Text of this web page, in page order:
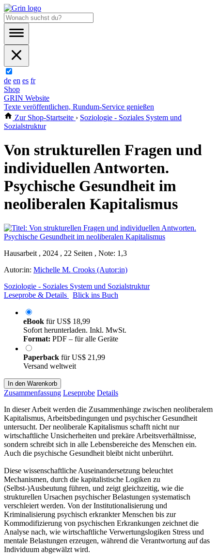
de en es fr
Shop
GRIN Website
Texte veröffentlichen, Rundum-Service genießen
Zur Shop-Startseite › Soziologie - Soziales System und
Sozialstruktur
Von strukturellen Fragen und
individuellen Antworten.
Psychische Gesundheit im
neoliberalen Kapitalismus
Hausarbeit , 2024 , 22 Seiten , Note: 1,3
Autor:in: Michelle M. Crooks (Autor:in)
Soziologie - Soziales System und Sozialstruktur
Leseprobe & Details
Blick ins Buch
eBook fürUS$ 18,99
Sofort herunterladen. Inkl. MwSt.
Format: PDF – für alle Geräte
Paperback fürUS$ 21,99
Versand weltweit
In den Warenkorb
Zusammenfassung Leseprobe Details
In dieser Arbeit werden die Zusammenhänge zwischen neoliberalem
Kapitalismus, Arbeitsbedingungen und psychischer Gesundheit
untersucht. Der neoliberale Kapitalismus schafft nicht nur
wirtschaftliche Unsicherheiten und prekäre Arbeitsverhältnisse,
sondern schreibt sich in alle Lebensbereiche des Menschen ein.
Auch die psychische Gesundheit bleibt nicht unberührt.
Diese wissenschaftliche Auseinandersetzung beleuchtet
Mechanismen, durch die kapitalistische Logiken zu
(Selbst-)Ausbeutung führen, und zeigt gleichzeitig, wie die
strukturellen Ursachen psychischer Belastungen systematisch
verschleiert werden. Von der Institutionalisierung und
Kriminalisierung psychisch erkrankter Menschen bis zur
Kommodifizierung von psychischen Erkrankungen zeichnet die
Analyse nach, wie wirtschaftliche Verwertungslogiken Stress und
mentale Belastungen erzeugen, während die Verantwortung auf das
Individuum abgewälzt wird.